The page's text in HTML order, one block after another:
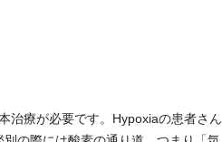
治療が必要です。Hypoxiaの患者さん